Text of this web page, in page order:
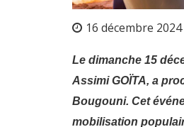
16 décembre 2024
Le dimanche 15
Assimi GOÏTA, a
Bougouni. Cet
mobilisation